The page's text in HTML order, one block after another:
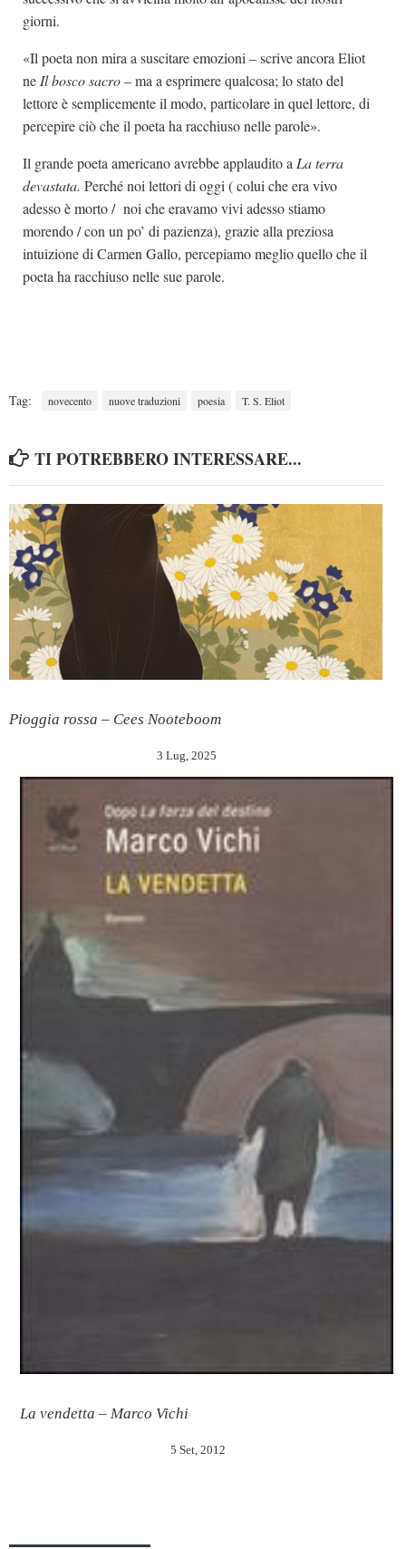
giorni.
«Il poeta non mira a suscitare emozioni – scrive ancora Eliot
ne Il bosco sacro– ma a esprimere qualcosa; lo stato del
lettore è semplicemente il modo, particolare in quel lettore, di
percepire ciò che il poeta ha racchiuso nelle parole».
Il grande poeta americano avrebbe applaudito a La terra
devastata. Perché noi lettori di oggi ( colui che era vivo
adesso è morto / noi che eravamo vivi adesso stiamo
morendo / con un po’ di pazienza), grazie alla preziosa
intuizione di Carmen Gallo, percepiamo meglio quello che il
poeta ha racchiuso nelle sue parole.
Tag: novecento nuove traduzioni poesia T. S. Eliot
TI POTREBBERO INTERESSARE...
Pioggia rossa – Cees Nooteboom
3 Lug, 2025
La vendetta – Marco Vichi
5 Set, 2012